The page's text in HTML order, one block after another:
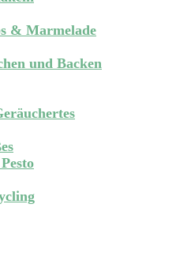
& Marmelade
und Backen